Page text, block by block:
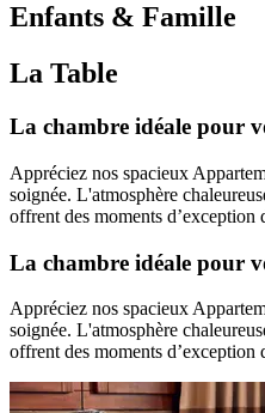
Enfants & Famille
La Table
La chambre idéale pour
Appréciez nos spacieux
soignée. L'atmosphère
offrent des moments d’exception
La chambre idéale pour
Appréciez nos spacieux
soignée. L'atmosphère
offrent des moments d’exception